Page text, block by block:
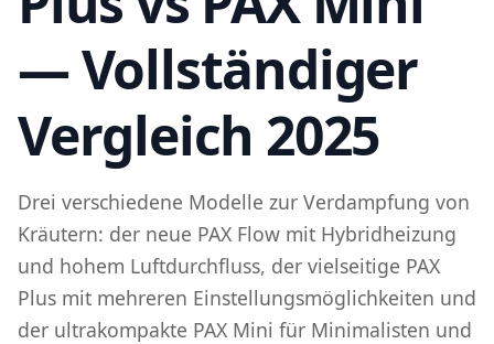
— Vollständiger
Vergleich 2025
Drei verschiedene Modelle zur Verdampfung von
Kräutern: der neue PAX Flow mit Hybridheizung
und hohem Luftdurchfluss, der vielseitige PAX
Plus mit mehreren Einstellungsmöglichkeiten und
der ultrakompakte PAX Mini für Minimalisten und